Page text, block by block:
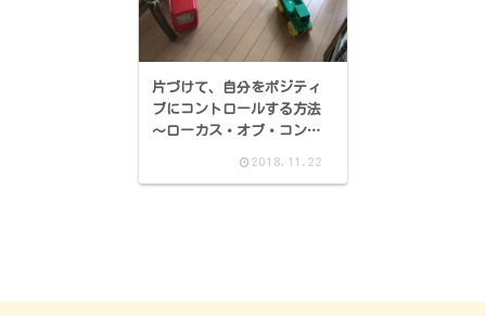
片づけて、自分をポジティ
ブにコントロールする方法
～ローカス・オブ・コント
2018.11.22